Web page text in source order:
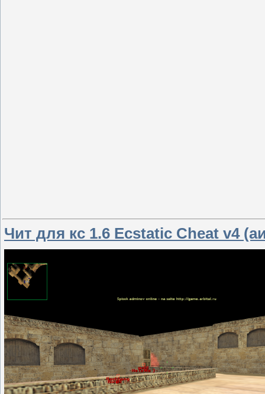
Чит для кс 1.6 Ecstatic Cheat v4